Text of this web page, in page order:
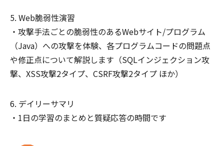
Web脆弱性演習
攻撃手法ごとの脆弱性のあるWebサイト/プログラム
（Java）への攻撃を体験、各プログラムコードの問題点
や修正点について解説します（SQLインジェクション攻
撃、XSS攻撃2タイプ、CSRF攻撃2タイプ ほか）
デイリーサマリ
1日の学習のまとめと質疑応答の時間です